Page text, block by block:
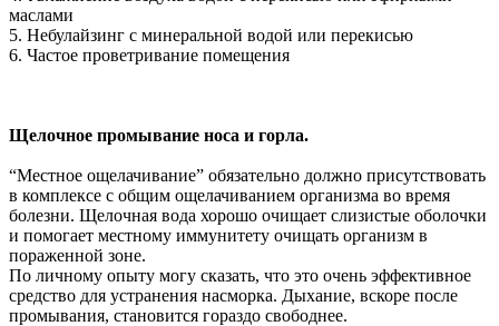
маслами
5. Небулайзинг с минеральной водой или перекисью
6. Частое проветривание помещения
Щелочное промывание носа и горла.
“Местное ощелачивание” обязательно должно присутствовать
в комплексе с общим ощелачиванием организма во время
болезни. Щелочная вода хорошо очищает слизистые оболочки
и помогает местному иммунитету очищать организм в
пораженной зоне.
По личному опыту могу сказать, что это очень эффективное
средство для устранения насморка. Дыхание, вскоре после
промывания, становится гораздо свободнее.